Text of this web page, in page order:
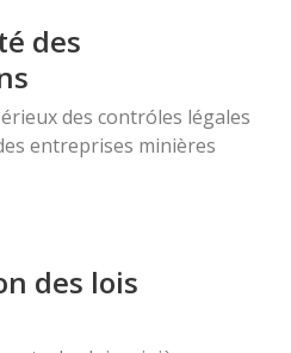
des
des contróles légales
entreprises minières
des lois